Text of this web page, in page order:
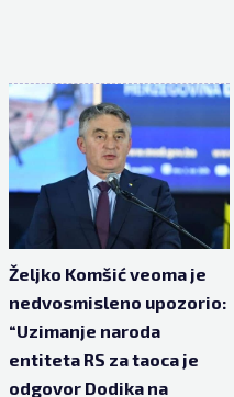
Željko Komšić veoma je
nedvosmisleno upozorio:
“Uzimanje naroda
entiteta RS za taoca je
odgovor Dodika na